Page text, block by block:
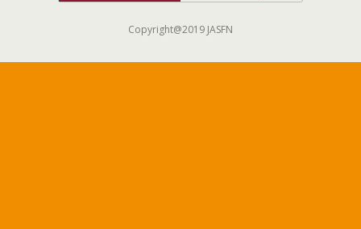
Copyright@2019 JASFN